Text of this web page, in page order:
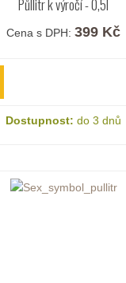
Půllitr k výročí - 0,5l
Cena s DPH: 399 Kč
Dostupnost: do 3 dnů